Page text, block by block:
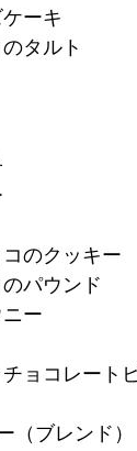
ーキ
タルト
のクッキー
パウンド
ー
ョコレート
（ブレンド）